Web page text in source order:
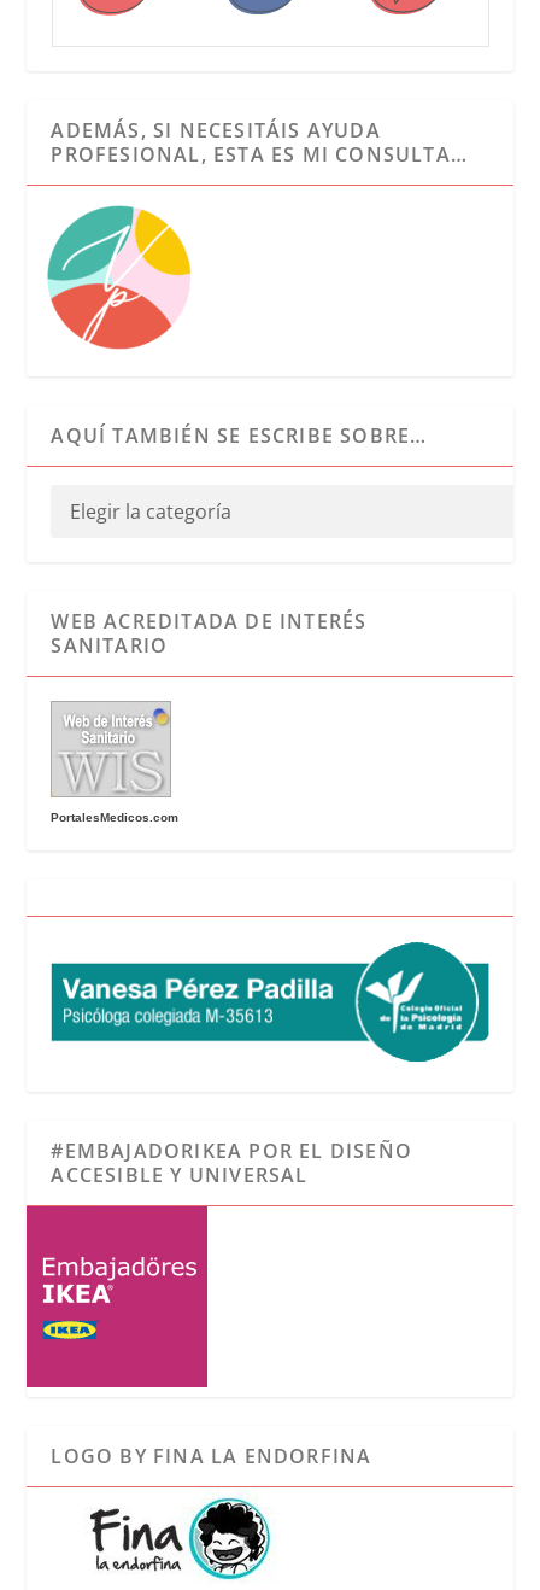
ADEMÁS, SI NECESITÁIS AYUDA
PROFESIONAL, ESTA ES MI CONSULTA…
AQUÍ TAMBIÉN SE ESCRIBE SOBRE…
WEB ACREDITADA DE INTERÉS
SANITARIO
PortalesMedicos.com
#EMBAJADORIKEA POR EL DISEÑO
ACCESIBLE Y UNIVERSAL
LOGO BY FINA LA ENDORFINA